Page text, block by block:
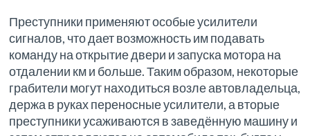
Преступники применяют особые усилители
сигналов, что дает возможность им подавать
команду на открытие двери и запуска мотора на
отдалении км и больше. Таким образом, некоторые
грабители могут находиться возле автовладельца,
держа в руках переносные усилители, а вторые
преступники усаживаются в заведённую машину и